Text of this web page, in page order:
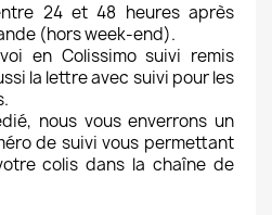
24 et 48 heures après
(hors week-end).
en Colissimo suivi remis
la lettre avec suivi pour les
nous vous enverrons un
de suivi vous permettant
colis dans la chaîne de